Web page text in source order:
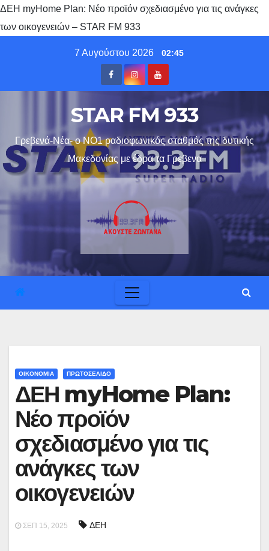
ΔΕΗ myHome Plan: Νέο προϊόν σχεδιασμένο για τις ανάγκες
των οικογενειών – STAR FM 933
7 Αυγούστου 2026 02:45
STAR FM 933
Γρεβενά-Νέα- ο ΝΟ1 ραδιοφωνικός σταθμός της δυτικής
Μακεδονίας με έδρα τα Γρεβενα
ΟΙΚΟΝΟΜΙΑ ΠΡΩΤΟΣΕΛΙΔΟ
ΔΕΗ myHome Plan:
Νέο προϊόν
σχεδιασμένο για τις
ανάγκες των
οικογενειών
ΣΕΠ 15, 2025 ΔΕΗ